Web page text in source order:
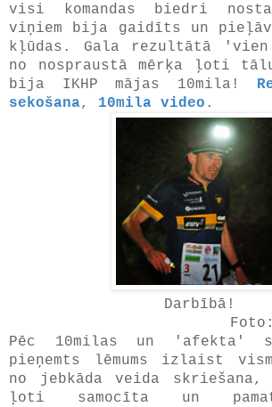
visi komandas biedri
viņiem bija gaidīts un
kļūdas. Gala rezultātā
no nospraustā mērķa ļoti
bija IKHP mājas 10mila!
sekošana, 10mila video .
Darbībā!
Pēc 10milas un 'afekta'
pieņemts lēmums izlaist
no jebkāda veida
ļoti samocīta un